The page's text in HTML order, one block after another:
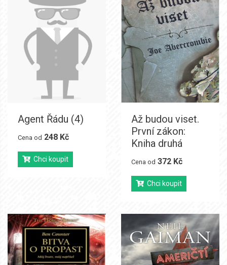
Agent Řádu (4)
Cena od 248 Kč
Chci koupit
Až budou viset.
První zákon:
Kniha druhá
Cena od 372 Kč
Chci koupit